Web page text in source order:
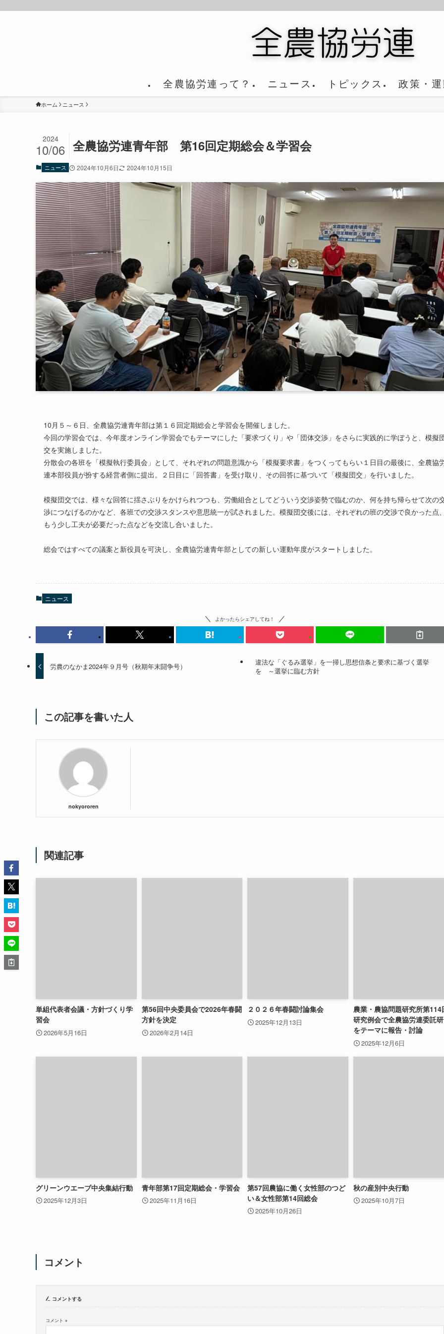
全農協労連って？ ニュース トピックス 政策・
ホーム ニュース
全農協労連青年部 第16回定期総会＆学習会
2024
10/06
ニュース 2024年10月6日 2024年10月15日
10月５～６日、全農協労連青年部は第１６回定期総会と学習会を開催しました。
今回の学習会では、今年度オンライン学習会でもテーマにした「要求づくり」や「団体交渉」をさらに実践的に学ぼうと、模擬
交を実施しました。
分散会の各班を「模擬執行委員会」として、それぞれの問題意識から「模擬要求書」をつくってもらい１日目の最後に、全農協
連本部役員が扮する経営者側に提出。２日目に「回答書」を受け取り、その回答に基づいて「模擬団交」を行いました。
模擬団交では、様々な回答に揺さぶりをかけられつつも、労働組合としてどういう交渉姿勢で臨むのか、何を持ち帰らせて次の
渉につなげるのかなど、各班での交渉スタンスや意思統一が試されました。模擬団交後には、それぞれの班の交渉で良かった点
もう少し工夫が必要だった点などを交流し合いました。
総会ではすべての議案と新役員を可決し、全農協労連青年部としての新しい運動年度がスタートしました。
ニュース
よかったらシェアしてね！
労農のなかま2024年９月号（秋期年末闘争号）
違法な「ぐるみ選挙」を一掃し思想信条と要求に基づく選挙
を ～選挙に臨む方針
この記事を書いた人
nokyororen
関連記事
単組代表者会議・方針づくり学
習会
2026年5月16日
第56回中央委員会で2026年春闘
方針を決定
2026年2月14日
２０２６年春闘討論集会
2025年12月13日
農業・農協問題研究所第114
研究例会で全農協労連委託
をテーマに報告・討論
2025年12月6日
グリーンウエーブ中央集結行動
2025年12月3日
青年部第17回定期総会・学習会
2025年11月16日
第57回農協に働く女性部のつど
い＆女性部第14回総会
2025年10月26日
秋の産別中央行動
2025年10月7日
コメント
コメントする
コメント ※